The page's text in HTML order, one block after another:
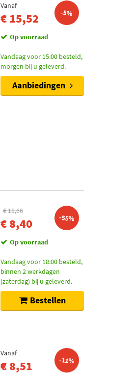
Vanaf
€ 15,52 -5%
Op voorraad
Vandaag voor 15:00 besteld,
morgen bij u geleverd.
Aanbiedingen
€ 18,66
€ 8,40 -55%
Op voorraad
Vandaag voor 18:00 besteld,
binnen 2 werkdagen
(zaterdag) bij u geleverd.
Bestellen
Vanaf
€ 8,51 -11%